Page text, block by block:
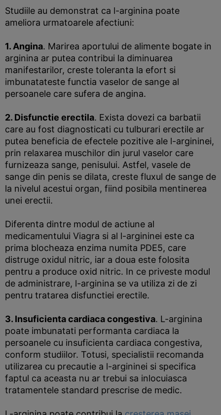
Studiile au demonstrat ca l-arginina poate
ameliora urmatoarele afectiuni:
1. Angina. Marirea aportului de alimente bogate in
arginina ar putea contribui la diminuarea
manifestarilor, creste toleranta la efort si
imbunatateste functia vaselor de sange al
persoanele care sufera de angina.
2. Disfunctie erectila. Exista dovezi ca barbatii
care au fost diagnosticati cu tulburari erectile ar
putea beneficia de efectele pozitive ale l-argininei,
prin relaxarea muschilor din jurul vaselor care
furnizeaza sange, penisului. Astfel, vasele de
sange din penis se dilata, creste fluxul de sange de
la nivelul acestui organ, fiind posibila mentinerea
unei erectii.
Diferenta dintre modul de actiune al
medicamentului Viagra si al l-argininei este ca
prima blocheaza enzima numita PDE5, care
distruge oxidul nitric, iar a doua este folosita
pentru a produce oxid nitric. In ce priveste modul
de administrare, l-arginina se va utiliza zi de zi
pentru tratarea disfunctiei erectile.
3. Insuficienta cardiaca congestiva. L-arginina
poate imbunatati performanta cardiaca la
persoanele cu insuficienta cardiaca congestiva,
conform studiilor. Totusi, specialistii recomanda
utilizarea cu precautie a l-argininei si specifica
faptul ca aceasta nu ar trebui sa inlocuiasca
tratamentele standard prescrise de medic.